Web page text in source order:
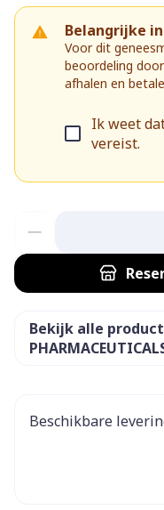
Belangrijke
Voor dit
beoordeling
afhalen en
Ik weet
vereist.
Bekijk alle
Beschikbare